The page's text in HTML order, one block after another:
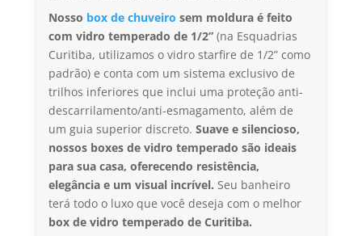
Nosso box de chuveiro sem moldura é feito
com vidro temperado de 1/2”(na Esquadrias
Curitiba, utilizamos o vidro starfire de 1/2” como
padrão) e conta com um sistema exclusivo de
trilhos inferiores que inclui uma proteção anti-
descarrilamento/anti-esmagamento, além de
um guia superior discreto. Suave e silencioso,
nossos boxes de vidro temperado são ideais
para sua casa, oferecendo resistência,
elegância e um visual incrível. Seu banheiro
terá todo o luxo que você deseja com o melhor
box de vidro temperado de Curitiba.